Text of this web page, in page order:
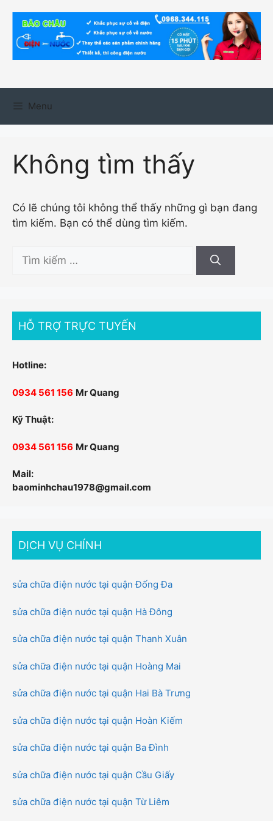
dung
Menu
Không tìm thấy
Có lẽ chúng tôi không thể thấy những gì bạn đang
tìm kiếm. Bạn có thể dùng tìm kiếm.
Tìm
HỖ TRỢ TRỰC TUYẾN
Hotline:
0934 561 156 Mr Quang
Kỹ Thuật:
0934 561 156 Mr Quang
Mail:
baominhchau1978@gmail.com
DỊCH VỤ CHÍNH
sửa chữa điện nước tại quận Đống Đa
sửa chữa điện nước tại quận Hà Đông
sửa chữa điện nước tại quận Thanh Xuân
sửa chữa điện nước tại quận Hoàng Mai
sửa chữa điện nước tại quận Hai Bà Trưng
sửa chữa điện nước tại quận Hoàn Kiếm
sửa chữa điện nước tại quận Ba Đình
sửa chữa điện nước tại quận Cầu Giấy
sửa chữa điện nước tại quận Từ Liêm